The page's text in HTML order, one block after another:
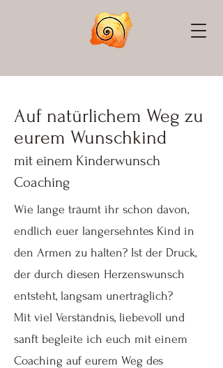
Auf natürlichem Weg zu
eurem Wunschkind
mit einem Kinderwunsch
Coaching
Wie lange träumt ihr schon davon,
endlich euer langersehntes Kind in
den Armen zu halten? Ist der Druck,
der durch diesen Herzenswunsch
entsteht, langsam unerträglich?
Mit viel Verständnis, liebevoll und
sanft begleite ich euch mit einem
Coaching auf eurem Weg des